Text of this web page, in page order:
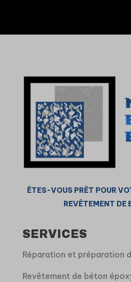
ÊTES-VOUS PRÊT POUR
REVÊTEMENT DE
SERVICES
Réparation et préparation
Revêtement de béton